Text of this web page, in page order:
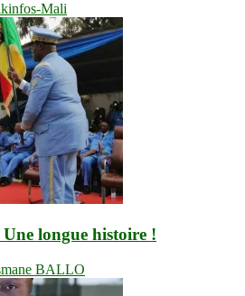
Mali
longue histoire !
BALLO